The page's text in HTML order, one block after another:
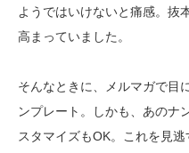
ようではいけないと痛感。抜
高まっていました。
そんなときに、メルマガで目
ンプレート。しかも、あのナ
スタマイズもOK。これを見